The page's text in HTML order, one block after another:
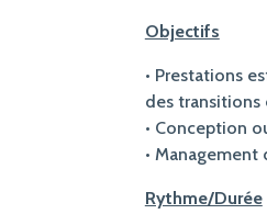
Objectifs
• Prestations
des
• Conception
•
Rythme/Durée